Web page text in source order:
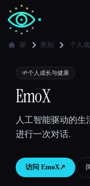
✍️写作者
💻
🎓学生
家 类别 个人
🌱个人成长与健康
EmoX
人工智能驱动的
进行一次对话.
访问 EmoX↗︎